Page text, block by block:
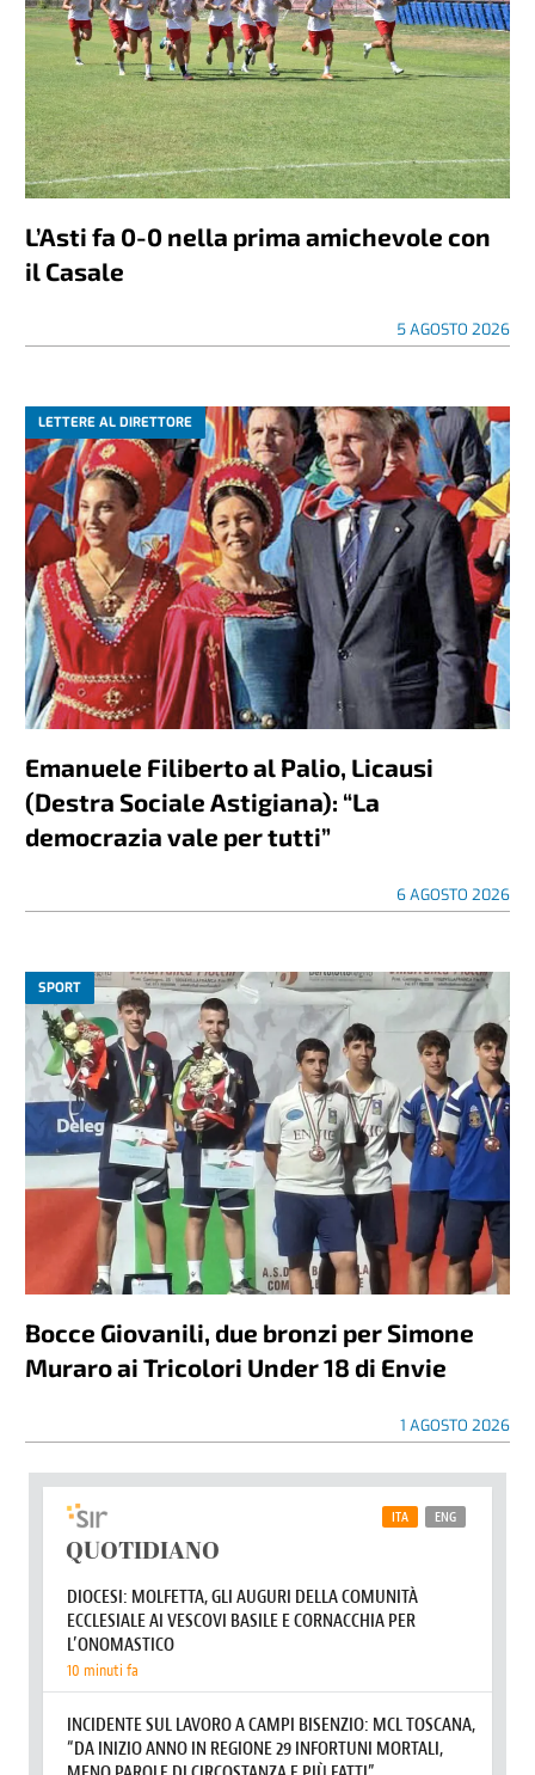
L’Asti fa 0-0 nella prima amichevole con
il Casale
5 AGOSTO 2026
LETTERE AL DIRETTORE
Emanuele Filiberto al Palio, Licausi
(Destra Sociale Astigiana): “La
democrazia vale per tutti”
6 AGOSTO 2026
SPORT
Bocce Giovanili, due bronzi per Simone
Muraro ai Tricolori Under 18 di Envie
1 AGOSTO 2026